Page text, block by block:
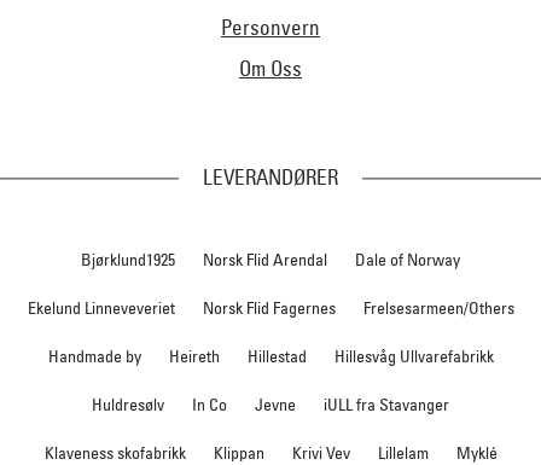
Personvern
Om Oss
LEVERANDØRER
Bjørklund1925 Norsk Flid Arendal Dale of Norway
Ekelund Linneveveriet Norsk Flid Fagernes Frelsesarmeen/Others
Handmade by Heireth Hillestad Hillesvåg Ullvarefabrikk
Huldresølv In Co Jevne iULL fra Stavanger
Klaveness skofabrikk Klippan Krivi Vev Lillelam Myklé